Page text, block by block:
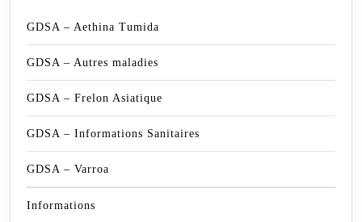
GDSA – Aethina Tumida
GDSA – Autres maladies
GDSA – Frelon Asiatique
GDSA – Informations Sanitaires
GDSA – Varroa
Informations